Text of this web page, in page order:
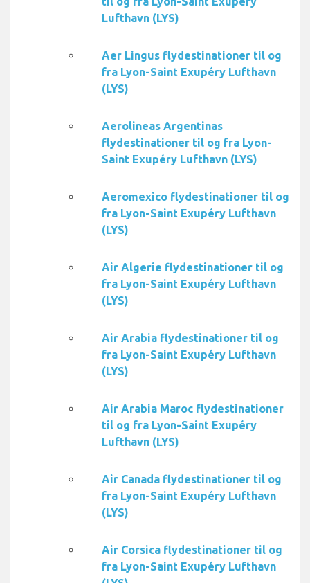
Lufthavn (LYS)
Aer Lingus flydestinationer til og
fra Lyon-Saint Exupéry Lufthavn
(LYS)
Aerolineas Argentinas
flydestinationer til og fra Lyon-
Saint Exupéry Lufthavn (LYS)
Aeromexico flydestinationer til og
fra Lyon-Saint Exupéry Lufthavn
(LYS)
Air Algerie flydestinationer til og
fra Lyon-Saint Exupéry Lufthavn
(LYS)
Air Arabia flydestinationer til og
fra Lyon-Saint Exupéry Lufthavn
(LYS)
Air Arabia Maroc flydestinationer
til og fra Lyon-Saint Exupéry
Lufthavn (LYS)
Air Canada flydestinationer til og
fra Lyon-Saint Exupéry Lufthavn
(LYS)
Air Corsica flydestinationer til og
fra Lyon-Saint Exupéry Lufthavn